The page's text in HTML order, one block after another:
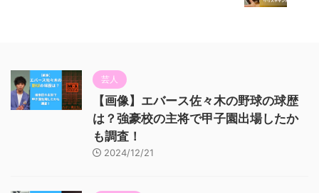
芸人
【画像】エバース佐々木の野球の球歴
は？強豪校の主将で甲子園出場したか
も調査！
2024/12/21